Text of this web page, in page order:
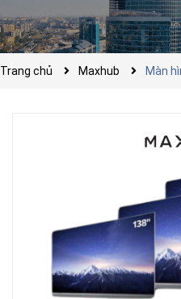
Trang chủ Maxhub Màn